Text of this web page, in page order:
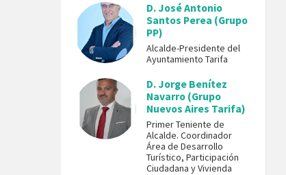
D. José Antonio
Santos Perea (Grupo
PP)
Alcalde-Presidente del
Ayuntamiento Tarifa
D. Jorge Benítez
Navarro (Grupo
Nuevos Aires Tarifa)
Primer Teniente de
Alcalde. Coordinador
Área de Desarrollo
Turístico, Participación
Ciudadana y Vivienda